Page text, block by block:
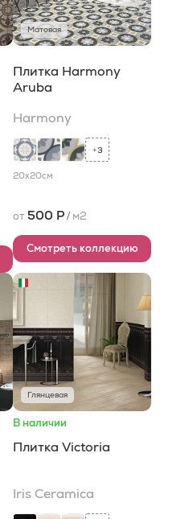
Матовая
Плитка Harmony
Aruba
Harmony
+3
20x20см
от 500 Р/ м2
Смотреть коллекцию
Глянцевая
В наличии
Плитка Victoria
Iris Ceramica